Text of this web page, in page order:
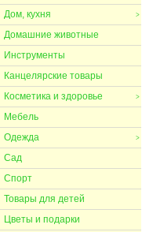
>
Дом, кухня
Домашние животные
Инструменты
Канцелярские товары
>
Косметика и здоровье
Мебель
>
Одежда
Сад
Спорт
Товары для детей
Цветы и подарки